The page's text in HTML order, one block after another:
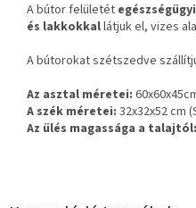
A bútor felületét
és lakkokkallátjuk el, vizes
A bútorokat szétszedve
Az asztal méretei:
A szék méretei: 32x32x52 cm
Az ülés magassága a talajtól: